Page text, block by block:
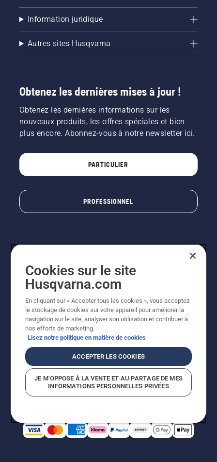
Information juridique
Autres sites Husqvarna
Obtenez les dernières mises à jour !
Obtenez les dernières informations sur les
nouveaux produits, les offres spéciales et bien
plus encore. Abonnez-vous à notre newsletter ici.
PARTICULIER
PROFESSIONNEL
© Husqvarna AB (publ). Tous droits réservés. Les prix
indiqués sont à titre indicatif de Husqvarna Schweiz AG
aux revendeurs participants, prix en CHF, TVA 8,1 % et
TAR incluses. Sous réserve de modification. Tous les
prix indiqués sont des prix de vente recommandés (TVA
incluse), sauf si le produit est disponible pour un achat
Politique relative aux cookiesConditions d'utilisation
Avis de confidentialitéImpressionCGVL Shop en ligne
Signalement de violations présumées
Cookies sur le site
Husqvarna.com
En cliquant sur « Accepter tous les cookies », vous acceptez
le stockage de cookies sur votre appareil pour améliorer la
navigation sur le site, analyser son utilisation et contribuer à
nos efforts de marketing.
Lisez notre politique en matière de cookies
ACCEPTER LES COOKIES
JE M’OPPOSE À LA VENTE ET AU PARTAGE DE MES
INFORMATIONS PERSONNELLES PRIVÉES